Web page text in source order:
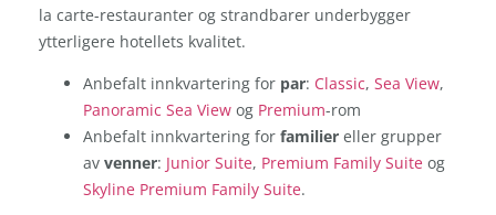
la carte-restauranter og strandbarer underbygger
ytterligere hotellets kvalitet.
Anbefalt innkvartering for par: Classic, Sea View,
Panoramic Sea View og Premium-rom
Anbefalt innkvartering for familier eller grupper
av venner: Junior Suite, Premium Family Suite og
Skyline Premium Family Suite.